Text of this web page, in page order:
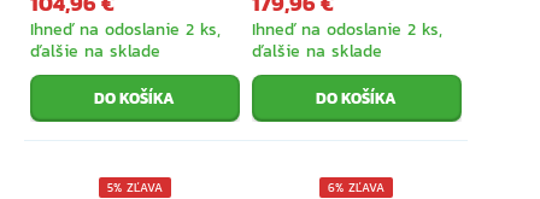
Ihneď na odoslanie 2 ks,
ďalšie na sklade
Ihneď na odoslanie 2 ks,
ďalšie na sklade
5% ZĽAVA 6% ZĽAVA